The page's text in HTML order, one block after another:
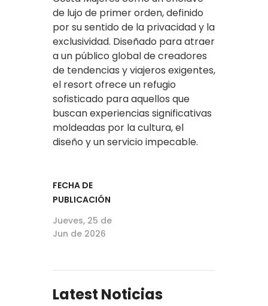
de lujo de primer orden, definido
por su sentido de la privacidad y la
exclusividad. Diseñado para atraer
a un público global de creadores
de tendencias y viajeros exigentes,
el resort ofrece un refugio
sofisticado para aquellos que
buscan experiencias significativas
moldeadas por la cultura, el
diseño y un servicio impecable.
FECHA DE
PUBLICACIÓN
Jueves, 25 de
Jun de 2026
Latest Noticias